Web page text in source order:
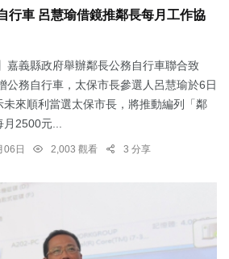
行車 呂慧瑜借鏡推鄰長每月工作協
嘉義縣政府舉辦鄰長公務自行車聯合致
公務自行車，太保市長參選人呂慧瑜於6日
來順利當選太保市長，將推動編列「鄰
2500元...
06日 2,003 觀看 3 分享